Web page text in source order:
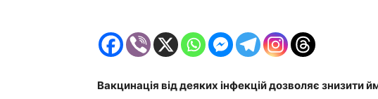
Вакцинація від деяких інфекцій дозволяє знизити